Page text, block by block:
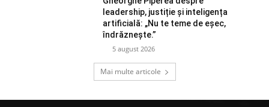
leadership, justiție și inteligența
artificială: „Nu te teme de eșec,
îndrăznește.”
5 august 2026
Mai multe articole